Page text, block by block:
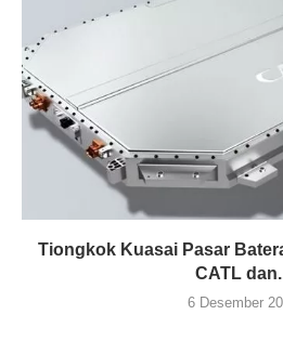
Tiongkok Kuasai Pasar
CATL
6 Desember